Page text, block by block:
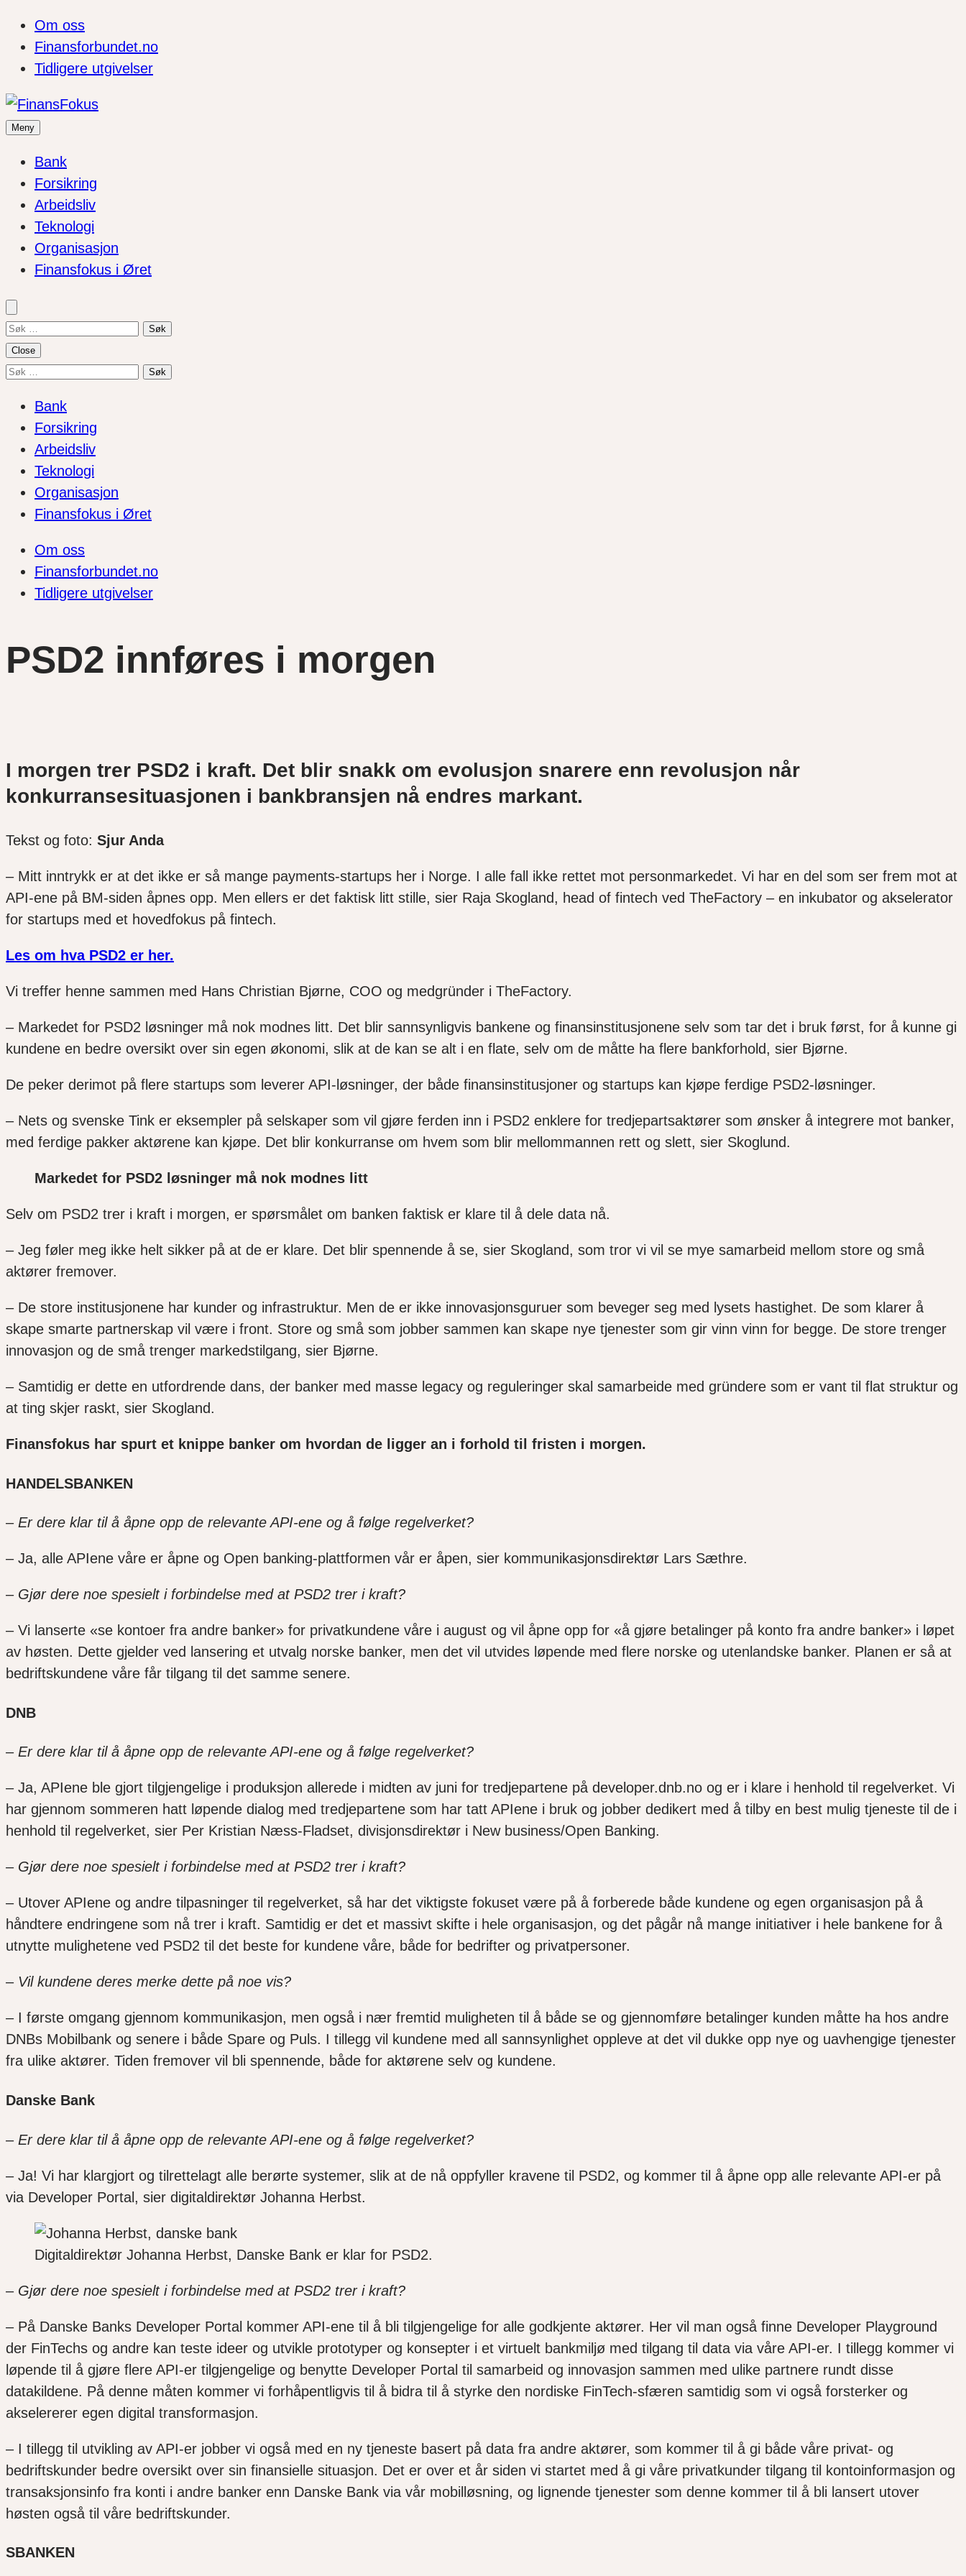
Om oss
Finansforbundet.no
Tidligere utgivelser
Meny
Bank
Forsikring
Arbeidsliv
Teknologi
Organisasjon
Finansfokus i Øret
Søk
etter:
Close
Søk
Bank
Forsikring
Arbeidsliv
Teknologi
Organisasjon
Finansfokus i Øret
Om oss
Finansforbundet.no
Tidligere utgivelser
PSD2 innføres i morgen
I morgen trer PSD2 i kraft. Det blir snakk om evolusjon snarere enn revolusjon når
konkurransesituasjonen i bankbransjen nå endres markant.
Tekst og foto: Sjur Anda
– Mitt inntrykk er at det ikke er så mange payments-startups her i Norge. I alle fall ikke rettet mot personmarkedet. Vi har en del som ser frem mot at
API-ene på BM-siden åpnes opp. Men ellers er det faktisk litt stille, sier Raja Skogland, head of fintech ved TheFactory – en inkubator og akselerator
for startups med et hovedfokus på fintech.
Les om hva PSD2 er her.
Vi treffer henne sammen med Hans Christian Bjørne, COO og medgründer i TheFactory.
– Markedet for PSD2 løsninger må nok modnes litt. Det blir sannsynligvis bankene og finansinstitusjonene selv som tar det i bruk først, for å kunne gi
kundene en bedre oversikt over sin egen økonomi, slik at de kan se alt i en flate, selv om de måtte ha flere bankforhold, sier Bjørne.
De peker derimot på flere startups som leverer API-løsninger, der både finansinstitusjoner og startups kan kjøpe ferdige PSD2-løsninger.
– Nets og svenske Tink er eksempler på selskaper som vil gjøre ferden inn i PSD2 enklere for tredjepartsaktører som ønsker å integrere mot banker,
med ferdige pakker aktørene kan kjøpe. Det blir konkurranse om hvem som blir mellommannen rett og slett, sier Skoglund.
Markedet for PSD2 løsninger må nok modnes litt
Selv om PSD2 trer i kraft i morgen, er spørsmålet om banken faktisk er klare til å dele data nå.
– Jeg føler meg ikke helt sikker på at de er klare. Det blir spennende å se, sier Skogland, som tror vi vil se mye samarbeid mellom store og små
aktører fremover.
– De store institusjonene har kunder og infrastruktur. Men de er ikke innovasjonsguruer som beveger seg med lysets hastighet. De som klarer å
skape smarte partnerskap vil være i front. Store og små som jobber sammen kan skape nye tjenester som gir vinn vinn for begge. De store trenger
innovasjon og de små trenger markedstilgang, sier Bjørne.
– Samtidig er dette en utfordrende dans, der banker med masse legacy og reguleringer skal samarbeide med gründere som er vant til flat struktur og
at ting skjer raskt, sier Skogland.
Finansfokus har spurt et knippe banker om hvordan de ligger an i forhold til fristen i morgen.
HANDELSBANKEN
– Er dere klar til å åpne opp de relevante API-ene og å følge regelverket?
– Ja, alle APIene våre er åpne og Open banking-plattformen vår er åpen, sier kommunikasjonsdirektør Lars Sæthre.
– Gjør dere noe spesielt i forbindelse med at PSD2 trer i kraft?
– Vi lanserte «se kontoer fra andre banker» for privatkundene våre i august og vil åpne opp for «å gjøre betalinger på konto fra andre banker» i løpet
av høsten. Dette gjelder ved lansering et utvalg norske banker, men det vil utvides løpende med flere norske og utenlandske banker. Planen er så at
bedriftskundene våre får tilgang til det samme senere.
DNB
– Er dere klar til å åpne opp de relevante API-ene og å følge regelverket?
– Ja, APIene ble gjort tilgjengelige i produksjon allerede i midten av juni for tredjepartene på developer.dnb.no og er i klare i henhold til regelverket. Vi
har gjennom sommeren hatt løpende dialog med tredjepartene som har tatt APIene i bruk og jobber dedikert med å tilby en best mulig tjeneste til de i
henhold til regelverket, sier Per Kristian Næss-Fladset, divisjonsdirektør i New business/Open Banking.
– Gjør dere noe spesielt i forbindelse med at PSD2 trer i kraft?
– Utover APIene og andre tilpasninger til regelverket, så har det viktigste fokuset være på å forberede både kundene og egen organisasjon på å
håndtere endringene som nå trer i kraft. Samtidig er det et massivt skifte i hele organisasjon, og det pågår nå mange initiativer i hele bankene for å
utnytte mulighetene ved PSD2 til det beste for kundene våre, både for bedrifter og privatpersoner.
– Vil kundene deres merke dette på noe vis?
– I første omgang gjennom kommunikasjon, men også i nær fremtid muligheten til å både se og gjennomføre betalinger kunden måtte ha hos andre
DNBs Mobilbank og senere i både Spare og Puls. I tillegg vil kundene med all sannsynlighet oppleve at det vil dukke opp nye og uavhengige tjenester
fra ulike aktører. Tiden fremover vil bli spennende, både for aktørene selv og kundene.
Danske Bank
– Er dere klar til å åpne opp de relevante API-ene og å følge regelverket?
– Ja! Vi har klargjort og tilrettelagt alle berørte systemer, slik at de nå oppfyller kravene til PSD2, og kommer til å åpne opp alle relevante API-er på
via Developer Portal, sier digitaldirektør Johanna Herbst.
Digitaldirektør Johanna Herbst, Danske Bank er klar for PSD2.
– Gjør dere noe spesielt i forbindelse med at PSD2 trer i kraft?
– På Danske Banks Developer Portal kommer API-ene til å bli tilgjengelige for alle godkjente aktører. Her vil man også finne Developer Playground
der FinTechs og andre kan teste ideer og utvikle prototyper og konsepter i et virtuelt bankmiljø med tilgang til data via våre API-er. I tillegg kommer vi
løpende til å gjøre flere API-er tilgjengelige og benytte Developer Portal til samarbeid og innovasjon sammen med ulike partnere rundt disse
datakildene. På denne måten kommer vi forhåpentligvis til å bidra til å styrke den nordiske FinTech-sfæren samtidig som vi også forsterker og
akselererer egen digital transformasjon.
– I tillegg til utvikling av API-er jobber vi også med en ny tjeneste basert på data fra andre aktører, som kommer til å gi både våre privat- og
bedriftskunder bedre oversikt over sin finansielle situasjon. Det er over et år siden vi startet med å gi våre privatkunder tilgang til kontoinformasjon og
transaksjonsinfo fra konti i andre banker enn Danske Bank via vår mobilløsning, og lignende tjenester som denne kommer til å bli lansert utover
høsten også til våre bedriftskunder.
SBANKEN